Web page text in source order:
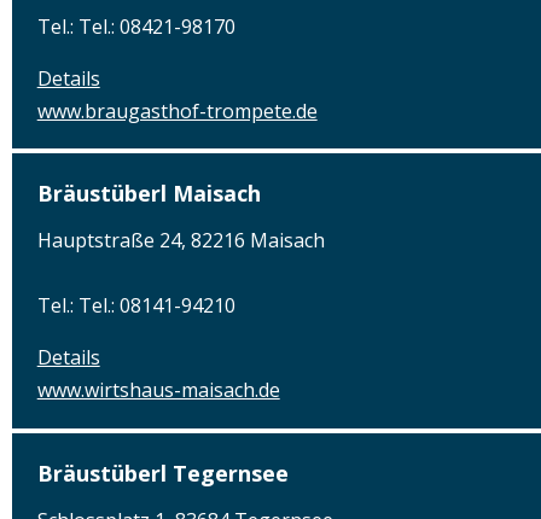
Tel.: Tel.: 08421-98170
Details
www.braugasthof-trompete.de
Bräustüberl Maisach
Hauptstraße 24, 82216 Maisach
Tel.: Tel.: 08141-94210
Details
www.wirtshaus-maisach.de
Bräustüberl Tegernsee